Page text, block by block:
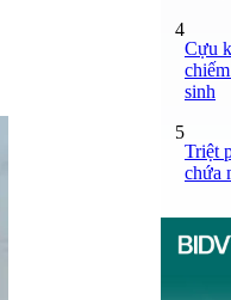
4
Cựu
sinh
5
Triệt
chứa